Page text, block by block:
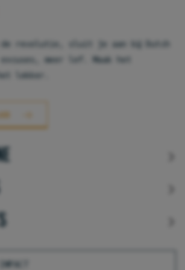
revolutie, sluit je aan bij Dutch
meer lef. Maak het
lekker.